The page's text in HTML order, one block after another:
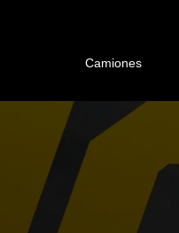
Camiones